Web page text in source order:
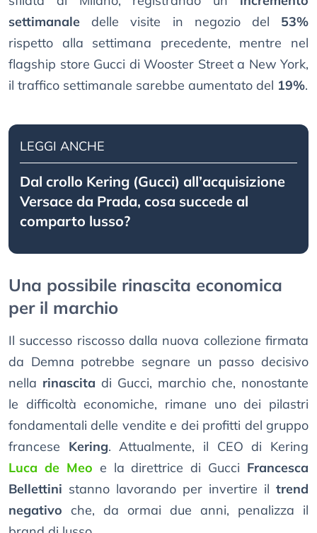
settimanale delle visite in negozio del 53%
rispetto alla settimana precedente, mentre nel
flagship store Gucci di Wooster Street a New York,
il traffico settimanale sarebbe aumentato del 19%.
LEGGI ANCHE
Dal crollo Kering (Gucci) all’acquisizione
Versace da Prada, cosa succede al
comparto lusso?
Una possibile rinascita economica
per il marchio
Il successo riscosso dalla nuova collezione firmata
da Demna potrebbe segnare un passo decisivo
nella rinascita di Gucci, marchio che, nonostante
le difficoltà economiche, rimane uno dei pilastri
fondamentali delle vendite e dei profitti del gruppo
francese Kering. Attualmente, il CEO di Kering
Luca de Meo e la direttrice di Gucci Francesca
Bellettini stanno lavorando per invertire il trend
negativo che, da ormai due anni, penalizza il